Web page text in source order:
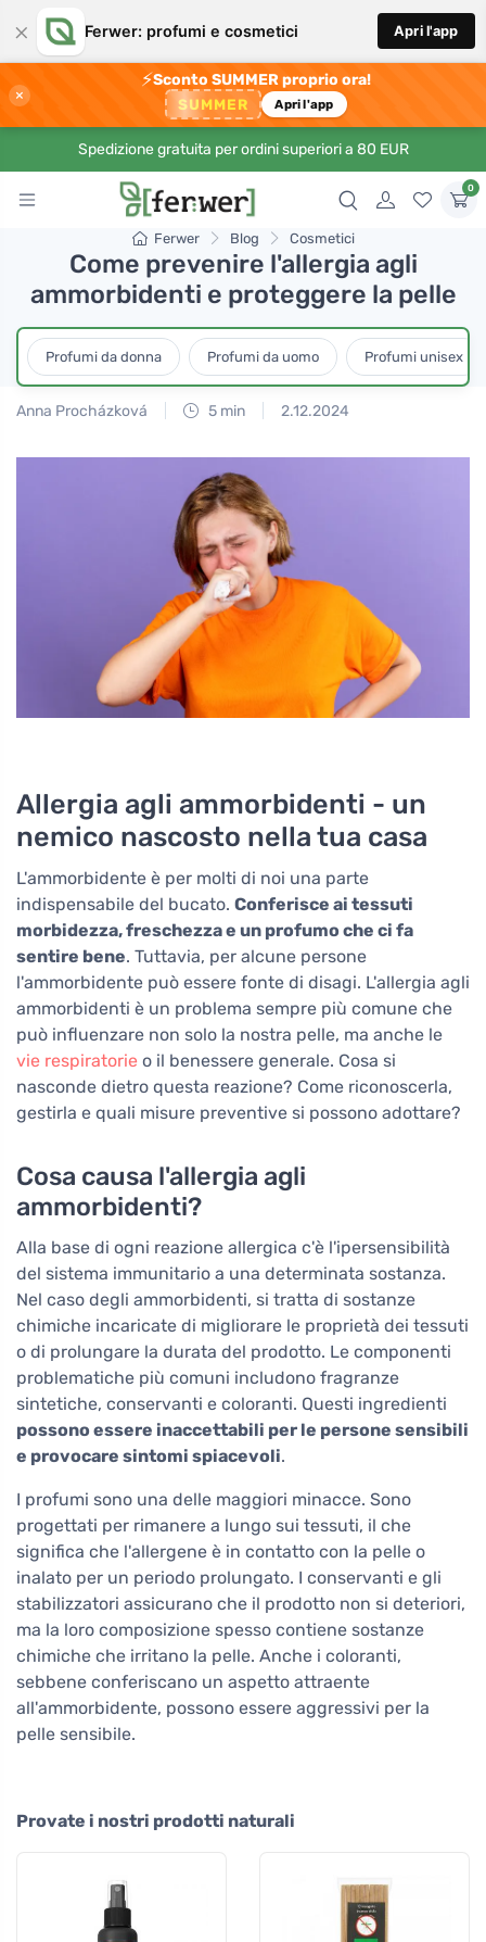
× Ferwer: profumi e cosmetici Apri l'app
×
⚡Sconto SUMMER proprio ora!
SUMMER Apri l'app
Spedizione gratuita per ordini superiori a 80 EUR
0
Ferwer Blog Cosmetici
Come prevenire l'allergia agli
ammorbidenti e proteggere la pelle
Profumi da donna Profumi da uomo Profumi unisex
Anna Procházková 5 min 2.12.2024
Allergia agli ammorbidenti - un
nemico nascosto nella tua casa
L'ammorbidente è per molti di noi una parte
indispensabile del bucato. Conferisce ai tessuti
morbidezza, freschezza e un profumo che ci fa
sentire bene. Tuttavia, per alcune persone
l'ammorbidente può essere fonte di disagi. L'allergia agli
ammorbidenti è un problema sempre più comune che
può influenzare non solo la nostra pelle, ma anche le
vie respiratorie o il benessere generale. Cosa si
nasconde dietro questa reazione? Come riconoscerla,
gestirla e quali misure preventive si possono adottare?
Cosa causa l'allergia agli
ammorbidenti?
Alla base di ogni reazione allergica c'è l'ipersensibilità
del sistema immunitario a una determinata sostanza.
Nel caso degli ammorbidenti, si tratta di sostanze
chimiche incaricate di migliorare le proprietà dei tessuti
o di prolungare la durata del prodotto. Le componenti
problematiche più comuni includono fragranze
sintetiche, conservanti e coloranti. Questi ingredienti
possono essere inaccettabili per le persone sensibili
e provocare sintomi spiacevoli.
I profumi sono una delle maggiori minacce. Sono
progettati per rimanere a lungo sui tessuti, il che
significa che l'allergene è in contatto con la pelle o
inalato per un periodo prolungato. I conservanti e gli
stabilizzatori assicurano che il prodotto non si deteriori,
ma la loro composizione spesso contiene sostanze
chimiche che irritano la pelle. Anche i coloranti,
sebbene conferiscano un aspetto attraente
all'ammorbidente, possono essere aggressivi per la
pelle sensibile.
Provate i nostri prodotti naturali